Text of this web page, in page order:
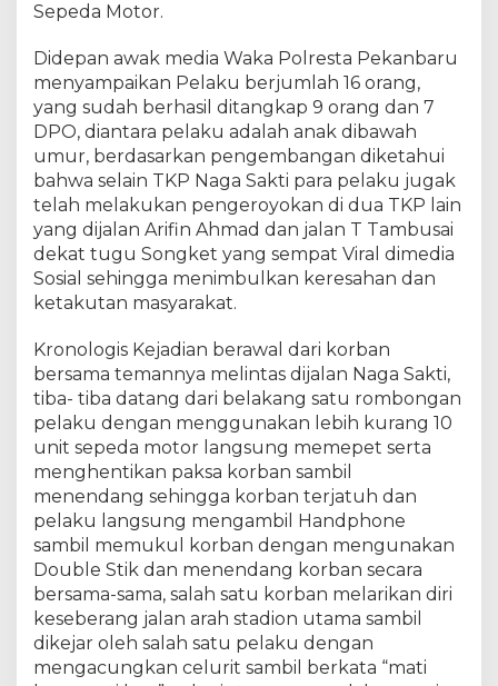
k
a
n
b
r
u
d
i
t
a
n
k
a
d
i
w
i
l
a
a
h
h
u
u
Sepeda Motor.
Didepan awak media Waka Polresta Pekanbaru
menyampaikan Pelaku berjumlah 16 orang,
yang sudah berhasil ditangkap 9 orang dan 7
DPO, diantara pelaku adalah anak dibawah
umur, berdasarkan pengembangan diketahui
bahwa selain TKP Naga Sakti para pelaku jugak
telah melakukan pengeroyokan di dua TKP lain
yang dijalan Arifin Ahmad dan jalan T Tambusai
dekat tugu Songket yang sempat Viral dimedia
Sosial sehingga menimbulkan keresahan dan
ketakutan masyarakat.
Kronologis Kejadian berawal dari korban
bersama temannya melintas dijalan Naga Sakti,
tiba- tiba datang dari belakang satu rombongan
pelaku dengan menggunakan lebih kurang 10
unit sepeda motor langsung memepet serta
menghentikan paksa korban sambil
menendang sehingga korban terjatuh dan
pelaku langsung mengambil Handphone
sambil memukul korban dengan mengunakan
Double Stik dan menendang korban secara
bersama-sama, salah satu korban melarikan diri
keseberang jalan arah stadion utama sambil
dikejar oleh salah satu pelaku dengan
mengacungkan celurit sambil berkata “mati